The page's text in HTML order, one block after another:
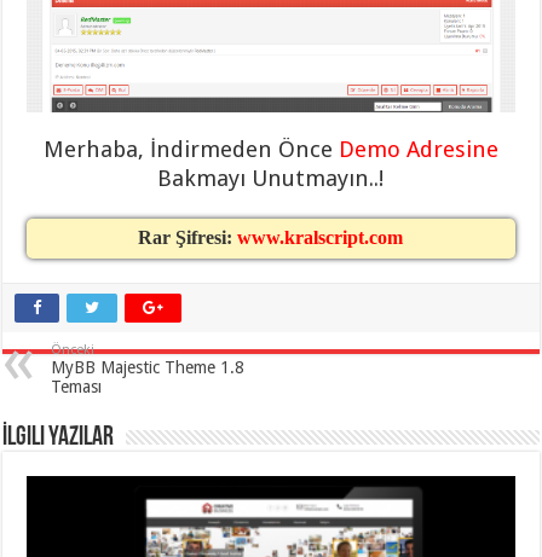
taşımacılık,
taşımacılık,
gaziantep
taşımacılık
gaziantep
taşımacılık,
gaziantep
evden
taşımacılık,
evden
gaziantep
asansörlü
Merhaba, İndirmeden Önce Demo Adresine
Bakmayı Unutmayın..!
Rar Şifresi:www.kralscript.com
Önceki
MyBB Majestic Theme 1.8
Teması
İlgili Yazılar